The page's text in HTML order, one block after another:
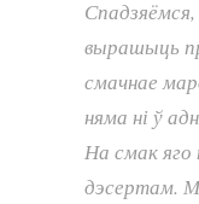
вырашыць
смачнае
няма ні ў
На смак
дэсертам.